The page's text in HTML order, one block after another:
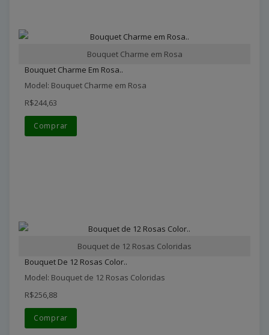
Bouquet Charme em Rosa
Bouquet Charme Em Rosa..
Model: Bouquet Charme em Rosa
R$244,63
Comprar
Bouquet de 12 Rosas Coloridas
Bouquet De 12 Rosas Color..
Model: Bouquet de 12 Rosas Coloridas
R$256,88
Comprar